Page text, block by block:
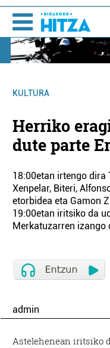
KULTURA
Herriko
dute parte
18:00etan irtengo dira
Xenpelar, Biteri,
etorbidea eta Gamon
19:00etan iritsiko da
Merkatuzarren izango
admin
Astelehenean iritsiko